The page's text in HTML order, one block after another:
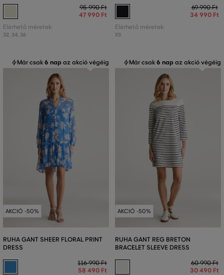
95 990 Ft
47 990 Ft
Elérhető méretek:
32 34 36
69 990 Ft
34 990 Ft
Elérhető méretek:
XS
Már csak6 nap az akció végéig
AKCIÓ -50%
RUHA GANT SHEER FLORAL PRINT
DRESS
116 990 Ft
58 490 Ft
Már csak6 nap az akció végéig
AKCIÓ -50%
RUHA GANT REG BRETON
BRACELET SLEEVE DRESS
60 990 Ft
30 490 Ft